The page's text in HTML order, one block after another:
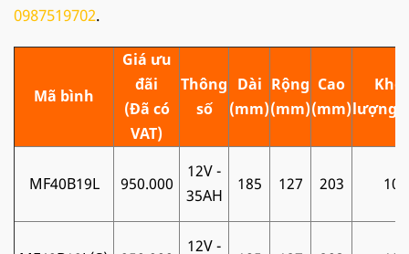
0987519702.
Mã bình
Giá ưu
đãi
(Đã có
VAT)
Thông
số
Dài
(mm)
Rộng
(mm)
Cao
(mm)
Khối
lượng
MF40B19L 950.000
12V -
35AH
185 127 203 10
12V -